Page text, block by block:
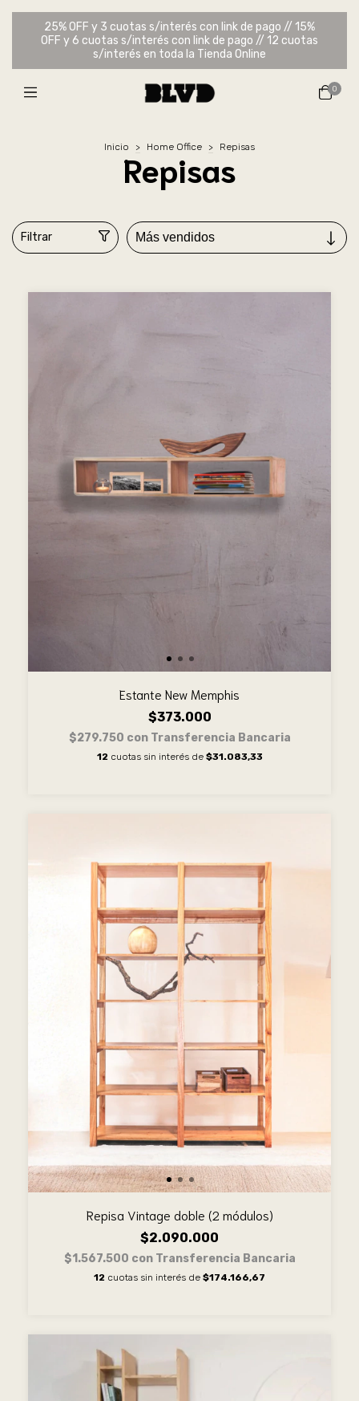
25% OFF y 3 cuotas s/interés con link de pago // 15%
OFF y 6 cuotas s/interés con link de pago // 12 cuotas
s/interés en toda la Tienda Online
0
Inicio > Home Office > Repisas
Repisas
Filtrar
Estante New Memphis
$373.000
$279.750 con Transferencia Bancaria
12 cuotas sin interés de $31.083,33
Repisa Vintage doble (2 módulos)
$2.090.000
$1.567.500 con Transferencia Bancaria
12 cuotas sin interés de $174.166,67